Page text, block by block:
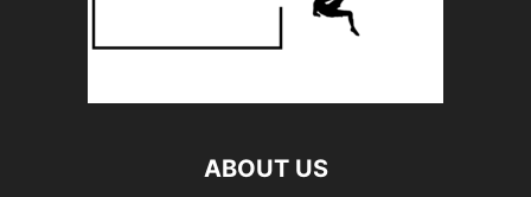
ABOUT US